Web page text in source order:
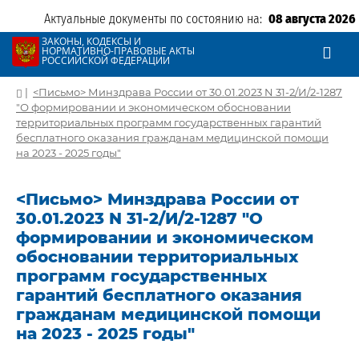
Актуальные документы по состоянию на: 08 августа 2026
ЗАКОНЫ, КОДЕКСЫ И
НОРМАТИВНО-ПРАВОВЫЕ АКТЫ
РОССИЙСКОЙ ФЕДЕРАЦИИ
| <Письмо> Минздрава России от 30.01.2023 N 31-2/И/2-1287
"О формировании и экономическом обосновании
территориальных программ государственных гарантий
бесплатного оказания гражданам медицинской помощи
на 2023 - 2025 годы"
<Письмо> Минздрава России от
30.01.2023 N 31-2/И/2-1287 "О
формировании и экономическом
обосновании территориальных
программ государственных
гарантий бесплатного оказания
гражданам медицинской помощи
на 2023 - 2025 годы"